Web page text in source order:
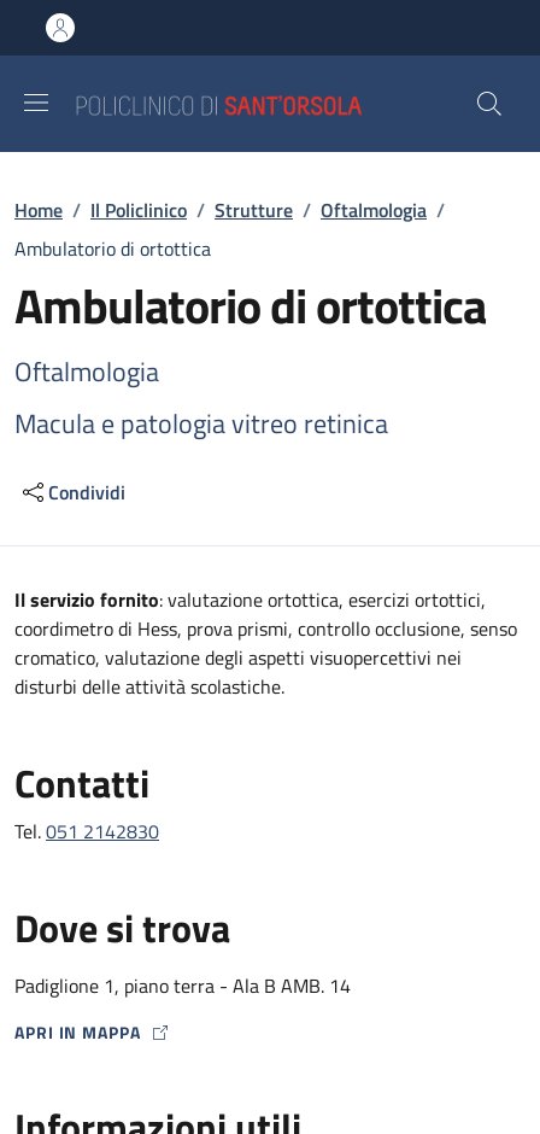
al contenuto principale
to footer content
Briciole di pane
Home / Il Policlinico / Strutture / Oftalmologia /
Ambulatorio di ortottica
Ambulatorio di ortottica
Oftalmologia
Macula e patologia vitreo retinica
Condividi
Descrizione
Il servizio fornito: valutazione ortottica, esercizi ortottici,
coordimetro di Hess, prova prismi, controllo occlusione, senso
cromatico, valutazione degli aspetti visuopercettivi nei
disturbi delle attività scolastiche.
Contatti
Tel.051 2142830
Dove si trova
Padiglione 1, piano terra - Ala B AMB. 14
APRI IN MAPPA
MAP ICON